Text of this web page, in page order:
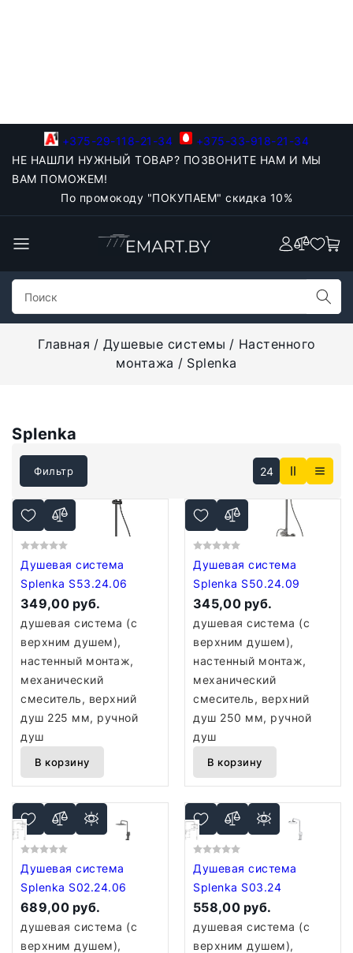
+375-29-118-21-34
+375-33-918-21-34
НЕ НАШЛИ НУЖНЫЙ ТОВАР? ПОЗВОНИТЕ НАМ И МЫ
ВАМ ПОМОЖЕМ!
По промокоду "ПОКУПАЕМ" скидка 10%
Главная Душевые системы
Настенного
монтажа
Splenka
Splenka
Фильтр 24
Душевая система
Splenka S53.24.06
349,00 руб.
душевая система (с
верхним душем),
настенный монтаж,
механический
смеситель, верхний
душ 225 мм, ручной
душ
В корзину
Душевая система
Splenka S50.24.09
345,00 руб.
душевая система (с
верхним душем),
настенный монтаж,
механический
смеситель, верхний
душ 250 мм, ручной
душ
В корзину
Душевая система
Splenka S02.24.06
689,00 руб.
душевая система (с
верхним душем),
Душевая система
Splenka S03.24
558,00 руб.
душевая система (с
верхним душем),